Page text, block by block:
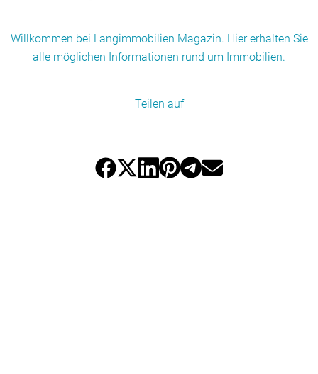
Willkommen bei Langimmobilien Magazin. Hier erhalten Sie
alle möglichen Informationen rund um Immobilien.
Teilen auf